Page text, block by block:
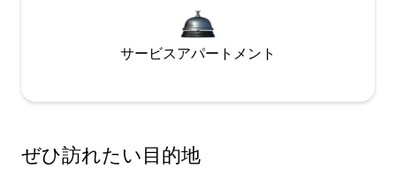
サービスアパートメント
ぜひ訪⁠れ⁠た⁠い目⁠的⁠地